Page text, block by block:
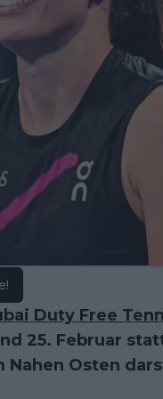
Duty Free
25. Februar
Osten